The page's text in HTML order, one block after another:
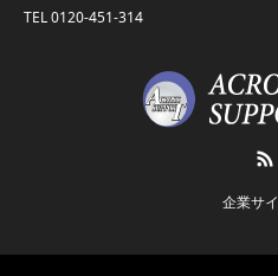
TEL0120-451-314
企業サ